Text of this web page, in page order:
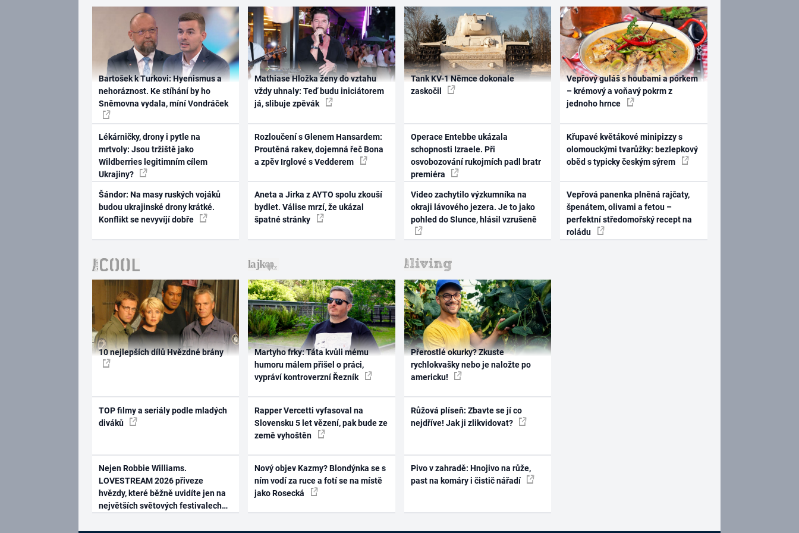
Bartošek k Turkovi: Hyenismus a
nehoráznost. Ke stíhání by ho
Sněmovna vydala, míní Vondráček
Lékárničky, drony i pytle na
mrtvoly: Jsou tržiště jako
Wildberries legitimním cílem
Ukrajiny?
Šándor: Na masy ruských vojáků
budou ukrajinské drony krátké.
Konflikt se nevyvíjí dobře
Mathiase Hložka ženy do vztahu
vždy uhnaly: Teď budu iniciátorem
já, slibuje zpěvák
Rozloučení s Glenem Hansardem:
Proutěná rakev, dojemná řeč Bona
a zpěv Irglové s Vedderem
Aneta a Jirka z AYTO spolu zkouší
bydlet. Válise mrzí, že ukázal
špatné stránky
Tank KV-1 Němce dokonale
zaskočil
Operace Entebbe ukázala
schopnosti Izraele. Při
osvobozování rukojmích padl bratr
premiéra
Video zachytilo výzkumníka na
okraji lávového jezera. Je to jako
pohled do Slunce, hlásil vzrušeně
Vepřový guláš s houbami a pórkem
– krémový a voňavý pokrm z
jednoho hrnce
Křupavé květákové minipizzy s
olomouckými tvarůžky: bezlepkový
oběd s typicky českým sýrem
Vepřová panenka plněná rajčaty,
špenátem, olivami a fetou –
perfektní středomořský recept na
roládu
10 nejlepších dílů Hvězdné brány
TOP filmy a seriály podle mladých
diváků
Nejen Robbie Williams.
LOVESTREAM 2026 přiveze
hvězdy, které běžně uvidíte jen na
největších světových festivalech
Martyho frky: Táta kvůli mému
humoru málem přišel o práci,
vypráví kontroverzní Řezník
Rapper Vercetti vyfasoval na
Slovensku 5 let vězení, pak bude ze
země vyhoštěn
Nový objev Kazmy? Blondýnka se s
ním vodí za ruce a fotí se na místě
jako Rosecká
Přerostlé okurky? Zkuste
rychlokvašky nebo je naložte po
americku!
Růžová plíseň: Zbavte se jí co
nejdříve! Jak ji zlikvidovat?
Pivo v zahradě: Hnojivo na růže,
past na komáry i čistič nářadí